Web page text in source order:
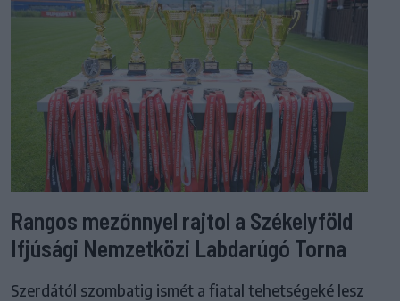
Rangos mezőnnyel rajtol a Székelyföld
Ifjúsági Nemzetközi Labdarúgó Torna
Szerdától szombatig ismét a fiatal tehetségeké lesz